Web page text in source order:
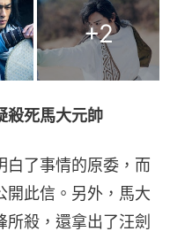
+2
殺死馬大元帥
白了事情的原委，而
開此信。另外，馬大
殺，還拿出了汪劍